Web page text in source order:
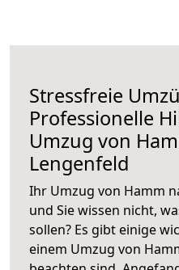
Stressfreie
Professionelle
Umzug von
Lengenfeld
Ihr Umzug von Hamm
und Sie wissen nicht,
sollen? Es gibt einige
einem Umzug von